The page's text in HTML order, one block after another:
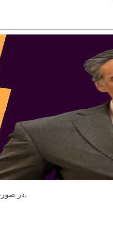
در صورت صدور اسناد معارض تعارض ابتدا در صلاحیت هیات نظارت ثبت اسناد سپس در دیوان قابل طرح است.